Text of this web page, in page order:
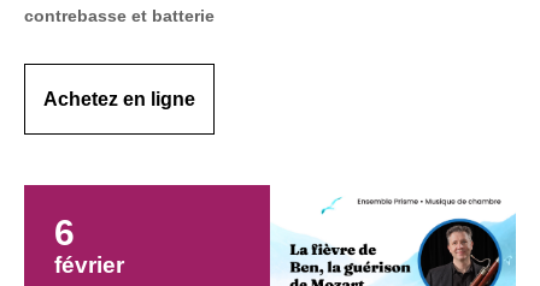
contrebasse et batterie
Achetez en ligne
6
février